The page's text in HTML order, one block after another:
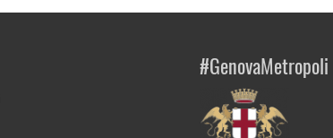
#GenovaMetropoli